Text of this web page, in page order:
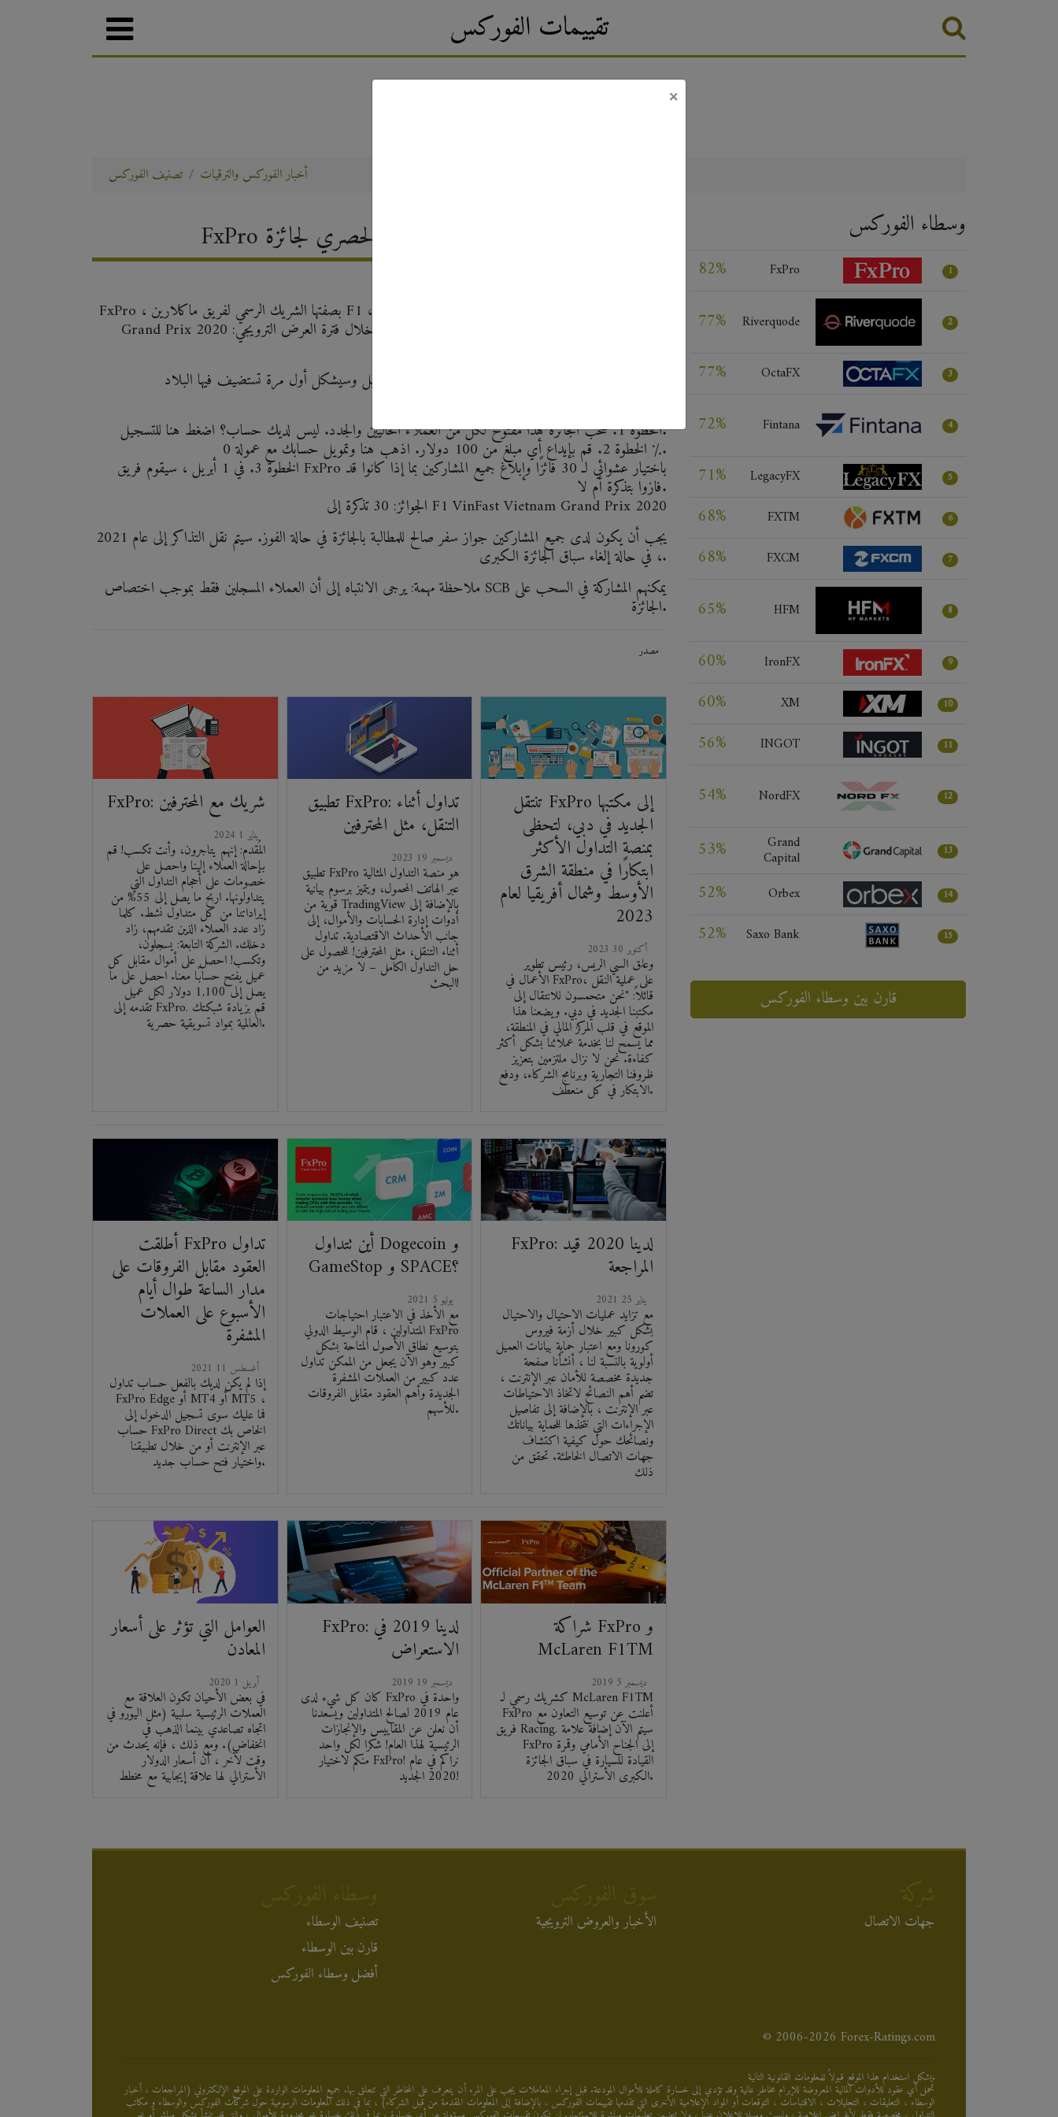
تقييمات الفوركس
تصنيف الفوركس أخبار الفوركس والترقيات
FxPro ، بصفتها الشريك الرسمي لفريق ماكلارين F1 ، تطلق السحب على جائزة الربيع. سيتم حجز 30 تذكرة إلى F1
Grand Prix 2020 في فيتنام بين العملاء الحاليين والجدد الذين يقومون بالإيداع خلال فترة العرض الترويجي:
الخطوة 1. سحب الجائزة هذا مفتوح لكل من العملاء الحاليين والجدد. ليس لديك حساب؟ اضغط هنا للتسجيل.
الخطوة 2. قم بإيداع أي مبلغ من 100 دولار. اذهب هنا وتمويل حسابك مع عمولة 0 ٪.
الخطوة 3. في 1 أبريل ، سيقوم فريق FxPro باختيار عشوائي لـ 30 فائزًا وإبلاغ جميع المشاركين بما إذا كانوا قد
فازوا بتذكرة أم لا.
الجوائز: 30 تذكرة إلى F1 VinFast Vietnam Grand Prix 2020
يجب أن يكون لدى جميع المشاركين جواز سفر صالح للمطالبة بالجائزة في حالة الفوز. سيتم نقل التذاكر إلى عام 2021
، في حالة إلغاء سباق الجائزة الكبرى.
ملاحظة مهمة: يرجى الانتباه إلى أن العملاء المسجلين فقط بموجب اختصاص SCB يمكنهم المشاركة في السحب على
الجائزة.
مصدر
FxPro: شريك مع المحترفين
2024 يناير 1
المُقدم: إنهم يتاجرون، وأنت تكسب! قم
بإحالة العملاء إلينا واحصل على
خصومات على أحجام التداول التي
يتداولونها. اربح ما يصل إلى 55% من
إيراداتنا من كل متداول نشط. كلما
زاد عدد العملاء الذين تقدمهم، زاد
دخلك. الشركة التابعة: يسجلون،
وتكسب! احصل على أموال مقابل كل
عميل يفتح حسابًا معنا. احصل على ما
يصل إلى 1,100 دولار لكل عميل
تقدمه إلى FxPro. قم بزيادة شبكتك
العالمية بمواد تسويقية حصرية.
تطبيق FxPro: تداول أثناء
التنقل، مثل المحترفين
تطبيق FxPro هو منصة التداول المثالية
عبر الهاتف المحمول، ويتميز برسوم بيانية
قوية من TradingView بالإضافة إلى
أدوات إدارة الحسابات والأموال، إلى
جانب الأحداث الاقتصادية. تداول
أثناء التنقل، مثل المحترفين! للحصول على
حل التداول الكامل – لا مزيد من
البحث!
تنتقل FxPro إلى مكتبها
الجديد في دبي، لتحظى
بمنصة التداول الأكثر
ابتكارًا في منطقة الشرق
الأوسط وشمال أفريقيا لعام
2023
وعلق السي الريس، رئيس تطوير
الأعمال في FxPro، على عملية النقل
قائلاً: "نحن متحمسون للانتقال إلى
مكتبنا الجديد في دبي. ويضعنا هذا
الموقع في قلب المركز المالي في المنطقة،
مما يسمح لنا بخدمة عملائنا بشكل أكثر
كفاءة. نحن لا نزال ملتزمين بتعزيز
ظروفنا التجارية وبرنامج الشركاء، ودفع
الابتكار في كل منعطف.
أطلقت FxPro تداول
العقود مقابل الفروقات على
مدار الساعة طوال أيام
الأسبوع على العملات
المشفرة
2021 أغسطس 11
إذا لم يكن لديك بالفعل حساب تداول
FxPro Edge أو MT4 أو MT5 ،
فما عليك سوى تسجيل الدخول إلى
حساب FxPro Direct الخاص بك
عبر الإنترنت أو من خلال تطبيقنا
واختيار فتح حساب جديد.
أين تتداول Dogecoin و
GameStop و SPACE؟
2021 يوليو 5
مع الأخذ في الاعتبار احتياجات
المتداولين ، قام الوسيط الدولي FxPro
بتوسيع نطاق الأصول المتاحة بشكل
كبير وهو الآن يجعل من الممكن تداول
عدد كبير من العملات المشفرة
الجديدة وأهم العقود مقابل الفروقات
للأسهم.
FxPro: لدينا 2020 قيد
المراجعة
مع تزايد عمليات الاحتيال والاحتيال
بشكل كبير خلال أزمة فيروس
كورونا ومع اعتبار حماية بيانات العميل
أولوية بالنسبة لنا ، أنشأنا صفحة
جديدة مخصصة للأمان عبر الإنترنت ،
تضم أهم النصائح لاتخاذ الاحتياطات
عبر الإنترنت ، بالإضافة إلى تفاصيل
الإجراءات التي نتخذها للحماية بياناتك
ونصائحك حول كيفية اكتشاف
جهات الاتصال الخاطئة. تحقق من
ذلك
العوامل التي تؤثر على أسعار
المعادن
2020 أبريل 1
في بعض الأحيان تكون العلاقة مع
العملات الرئيسية سلبية (مثل اليورو في
اتجاه تصاعدي بينما الذهب في
انخفاض). ومع ذلك ، فإنه يحدث من
وقت لآخر ، أن أسعار الدولار
الأسترالي لها علاقة إيجابية مع مخطط
FxPro: لدينا 2019 في
الاستعراض
كان كل شيء لدى FxPro واحدة في
عام 2019 لصالح المتداولين ويسعدنا
أن نعلن عن المقاييس والإنجازات
الرئيسية لهذا العام! شكرا لكل واحد
منكم لاختيار FxPro! نراكم في عام
2020 الجديد!
شراكة FxPro و
McLaren F1TM
كشريك رسمي لـ McLaren F1TM
FxPro أعلنت عن توسيع التعاون مع
فريق Racing. سيتم الآن إضافة علامة
FxPro إلى الجناح الأمامي وقمرة
القيادة للسيارة في سباق الجائزة
الكبرى الأسترالي 2020.
وسطاء الفوركس
82% FxPro 1
77% Riverquode 2
77% OctaFX 3
72% Fintana 4
71% LegacyFX 5
68% FXTM 6
68% FXCM 7
65% HFM 8
60% IronFX 9
60% XM 10
56% INGOT 11
54% NordFX 12
53% Grand
Capital 13
52% Orbex 14
52% Saxo Bank 15
قارن بين وسطاء الفوركس
×
تصنيف الوسطاء
قارن بين الوسطاء
أفضل وسطاء الفوركس
الأخبار والعروض الترويجية جهات الاتصال
© 2006-2026 Forex-Ratings.com
يشكل استخدام هذا الموقع قبولاً للمعلومات القانونية التالية.
تحمل أي عقود للأدوات المالية المعروضة للإبرام مخاطر عالية وقد تؤدي إلى خسارة كاملة للأموال المودعة. قبل إجراء المعاملات يجب على المرء أن يتعرف على المخاطر التي تتعلق بها. جميع المعلومات الواردة على الموقع الإلكتروني (المراجعات ، أخبار
الوسطاء ، التعليقات ، التحليلات ، الاقتباسات ، التوقعات أو المواد الإعلامية الأخرى التي تقدمها تقييمات الفوركس ، بالإضافة إلى المعلومات المقدمة من قبل الشركاء) ، بما في ذلك المعلومات الرسومية حول شركات الفوركس والوسطاء و مكاتب